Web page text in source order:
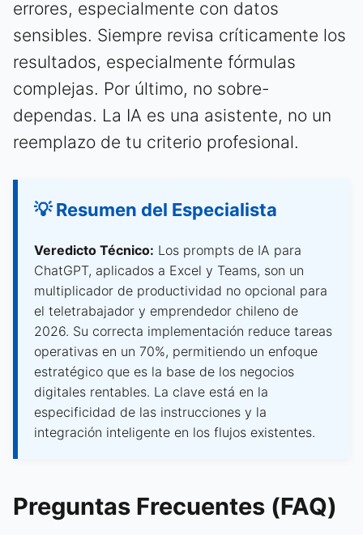
errores, especialmente con datos
sensibles. Siempre revisa críticamente los
resultados, especialmente fórmulas
complejas. Por último, no sobre-
dependas. La IA es una asistente, no un
reemplazo de tu criterio profesional.
💡 Resumen del Especialista
Veredicto Técnico: Los prompts de IA para
ChatGPT, aplicados a Excel y Teams, son un
multiplicador de productividad no opcional para
el teletrabajador y emprendedor chileno de
2026. Su correcta implementación reduce tareas
operativas en un 70%, permitiendo un enfoque
estratégico que es la base de los negocios
digitales rentables. La clave está en la
especificidad de las instrucciones y la
integración inteligente en los flujos existentes.
Preguntas Frecuentes (FAQ)